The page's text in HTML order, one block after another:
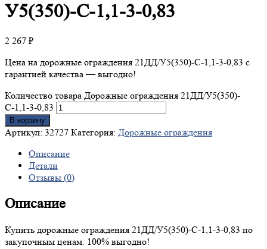
У5(350)-С-1,1-3-0,83
2 267 ₽
Цена на дорожные ограждения 21ДД/У5(350)-С-1,1-3-0,83 с
гарантией качества — выгодно!
Количество товара Дорожные ограждения 21ДД/У5(350)-
С-1,1-3-0,83
В корзину
Артикул: 32727 Категория: Дорожные ограждения
Описание
Детали
Отзывы (0)
Описание
Купить дорожные ограждения 21ДД/У5(350)-С-1,1-3-0,83 по
закупочным ценам. 100% выгодно!